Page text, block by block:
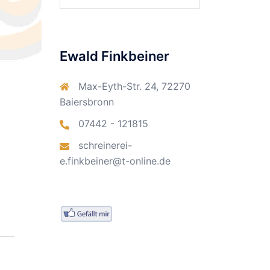
Ewald Finkbeiner
Max-Eyth-Str. 24, 72270
Baiersbronn
07442 - 121815
schreinerei-
e.finkbeiner@t-online.de